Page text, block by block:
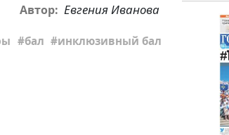
Автор: Евгения Иванова
бал инклюзивный бал